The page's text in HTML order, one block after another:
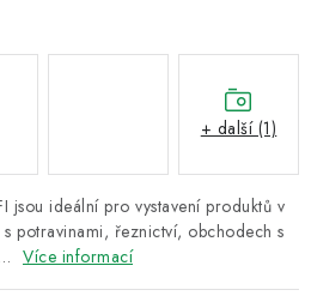
ideální pro vystavení produktů v
potravinami, řeznictví, obchodech s
Více informací
+ další (1)